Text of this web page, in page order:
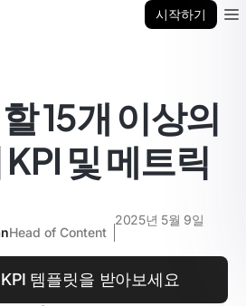
시작하기
15개 이상의
및 메트릭
Head of Content
2025년 5월 9일
템플릿을 받아보세요